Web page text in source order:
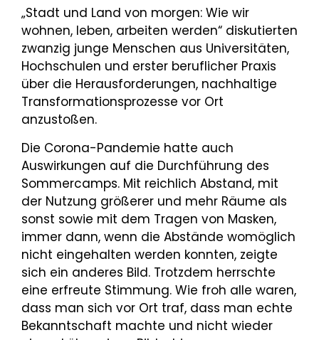
„Stadt und Land von morgen: Wie wir
wohnen, leben, arbeiten werden“ diskutierten
zwanzig junge Menschen aus Universitäten,
Hochschulen und erster beruflicher Praxis
über die Herausforderungen, nachhaltige
Transformationsprozesse vor Ort
anzustoßen.
Die Corona-Pandemie hatte auch
Auswirkungen auf die Durchführung des
Sommercamps. Mit reichlich Abstand, mit
der Nutzung größerer und mehr Räume als
sonst sowie mit dem Tragen von Masken,
immer dann, wenn die Abstände womöglich
nicht eingehalten werden konnten, zeigte
sich ein anderes Bild. Trotzdem herrschte
eine erfreute Stimmung. Wie froh alle waren,
dass man sich vor Ort traf, dass man echte
Bekanntschaft machte und nicht wieder